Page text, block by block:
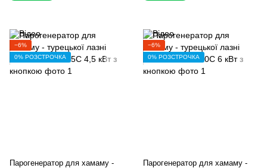
−6%
0% РОЗСТРОЧКА
Парогенератор для хамаму -
−6%
0% РОЗСТРОЧКА
Парогенератор для хамаму -